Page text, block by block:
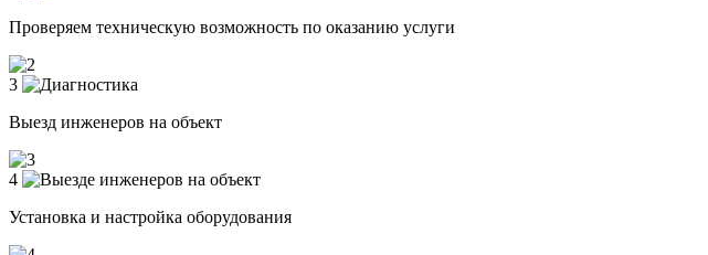
Проверяем техническую возможность по оказанию услуги
3
Выезд инженеров на объект
4
Установка и настройка оборудования